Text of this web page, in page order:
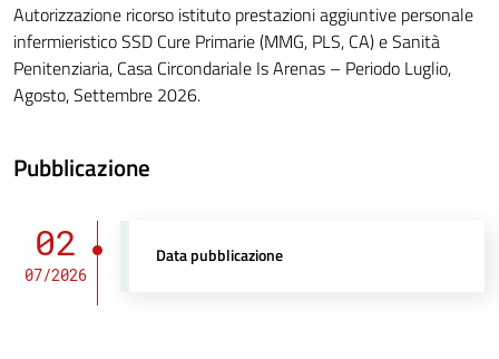
Autorizzazione ricorso istituto prestazioni aggiuntive personale
infermieristico SSD Cure Primarie (MMG, PLS, CA) e Sanità
Penitenziaria, Casa Circondariale Is Arenas – Periodo Luglio,
Agosto, Settembre 2026.
Pubblicazione
02
07/2026
Data pubblicazione